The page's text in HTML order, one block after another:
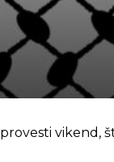
vikend,